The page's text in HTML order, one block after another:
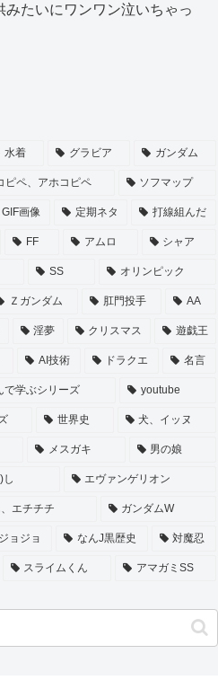
みたいにワンワン泣いちゃっ
水着 グラビア ガンダム
ピペ、アホコピペ ソフマップ
GIF画像 定期ネタ 打線組んだ
FF アムロ シャア
SS オリンピック
Ｚガンダム 肛門投手 AA
淫夢 クリスマス 遊戯王
AI技術 ドラクエ 名言
で学ぶシリーズ youtube
世界史 犬、イッヌ
メスガキ 男の娘
し エヴァンゲリオン
エチチチ ガンダムW
ジョジョ なんJ黒歴史 対魔忍
スライムくん アマガミSS